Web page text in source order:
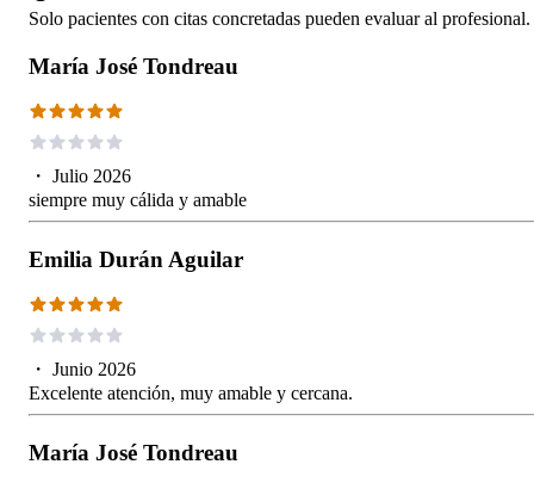
Solo pacientes con citas concretadas pueden evaluar al profesional.
María José Tondreau
・ Julio 2026
siempre muy cálida y amable
Emilia Durán Aguilar
・ Junio 2026
Excelente atención, muy amable y cercana.
María José Tondreau